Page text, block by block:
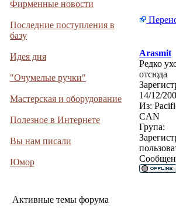
Фирменные новости
Последние поступления в
базу
Идея дня
"Очумелые ручки"
Мастерская и оборудование
Полезное в Интернете
Вы нам писали
Юмор
Активные темы форума
Arasmit
Редко
отсюда
14/12/
Из:
CAN
Група: